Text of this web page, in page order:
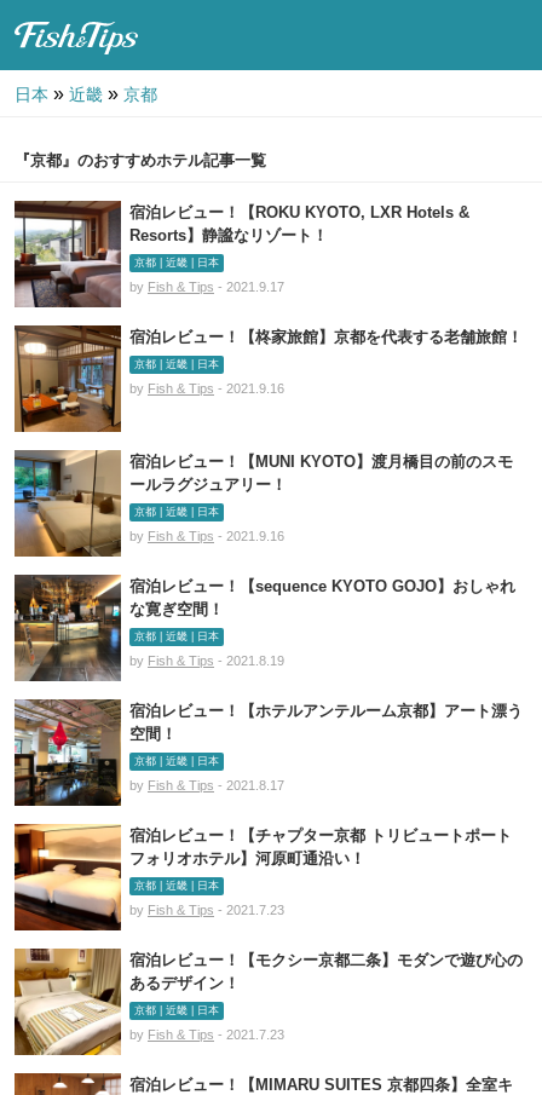
日本 » 近畿 » 京都
『京都』のおすすめホテル記事一覧
宿泊レビュー！【ROKU KYOTO, LXR Hotels &
Resorts】静謐なリゾート！
京都 | 近畿 | 日本
by Fish & Tips - 2021.9.17
宿泊レビュー！【柊家旅館】京都を代表する老舗旅館！
京都 | 近畿 | 日本
by Fish & Tips - 2021.9.16
宿泊レビュー！【MUNI KYOTO】渡月橋目の前のスモ
ールラグジュアリー！
京都 | 近畿 | 日本
by Fish & Tips - 2021.9.16
宿泊レビュー！【sequence KYOTO GOJO】おしゃれ
な寛ぎ空間！
京都 | 近畿 | 日本
by Fish & Tips - 2021.8.19
宿泊レビュー！【ホテルアンテルーム京都】アート漂う
空間！
京都 | 近畿 | 日本
by Fish & Tips - 2021.8.17
宿泊レビュー！【チャプター京都 トリビュートポート
フォリオホテル】河原町通沿い！
京都 | 近畿 | 日本
by Fish & Tips - 2021.7.23
宿泊レビュー！【モクシー京都二条】モダンで遊び心の
あるデザイン！
京都 | 近畿 | 日本
by Fish & Tips - 2021.7.23
宿泊レビュー！【MIMARU SUITES 京都四条】全室キ